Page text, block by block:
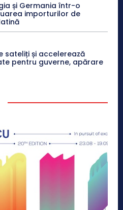
și Germania într-o
importurilor de
sateliți și accelerează
pentru guverne, apărare